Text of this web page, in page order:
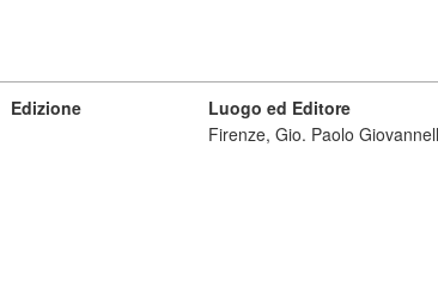
Edizione
Luogo ed Editore
Firenze, Gio. Paolo